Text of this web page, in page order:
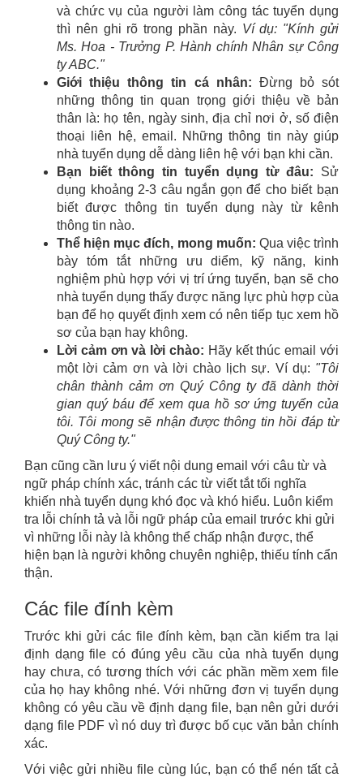
và chức vụ của người làm công tác tuyển dụng
thì nên ghi rõ trong phần này. Ví dụ: "Kính gửi
Ms. Hoa - Trưởng P. Hành chính Nhân sự Công
ty ABC."
Giới thiệu thông tin cá nhân: Đừng bỏ sót
những thông tin quan trọng giới thiệu về bản
thân là: họ tên, ngày sinh, địa chỉ nơi ở, số điện
thoại liên hệ, email. Những thông tin này giúp
nhà tuyển dụng dễ dàng liên hệ với bạn khi cần.
Bạn biết thông tin tuyển dụng từ đâu: Sử
dụng khoảng 2-3 câu ngắn gọn để cho biết bạn
biết được thông tin tuyển dụng này từ kênh
thông tin nào.
Thể hiện mục đích, mong muốn: Qua việc trình
bày tóm tắt những ưu diểm, kỹ năng, kinh
nghiệm phù hợp với vị trí ứng tuyển, bạn sẽ cho
nhà tuyển dụng thấy được năng lực phù hợp cùa
bạn để họ quyết định xem có nên tiếp tục xem hồ
sơ của bạn hay không.
Lời cảm ơn và lời chào: Hãy kết thúc email với
một lời cảm ơn và lời chào lịch sự. Ví dụ: "Tôi
chân thành cảm ơn Quý Công ty đã dành thời
gian quý báu để xem qua hồ sơ ứng tuyển của
tôi. Tôi mong sẽ nhận được thông tin hồi đáp từ
Quý Công ty."
Bạn cũng cần lưu ý viết nội dung email với câu từ và
ngữ pháp chính xác, tránh các từ viết tắt tối nghĩa
khiến nhà tuyển dụng khó đọc và khó hiểu. Luôn kiểm
tra lỗi chính tả và lỗi ngữ pháp của email trước khi gửi
vì những lỗi này là không thể chấp nhận được, thể
hiện bạn là người không chuyên nghiệp, thiếu tính cẩn
thận.
Các file đính kèm
Trước khi gửi các file đính kèm, bạn cần kiểm tra lại
định dạng file có đúng yêu cầu của nhà tuyển dụng
hay chưa, có tương thích với các phần mềm xem file
của họ hay không nhé. Với những đơn vị tuyển dụng
không có yêu cầu về định dạng file, bạn nên gửi dưới
dạng file PDF vì nó duy trì được bố cục văn bản chính
xác.
Với việc gửi nhiều file cùng lúc, bạn có thể nén tất cả